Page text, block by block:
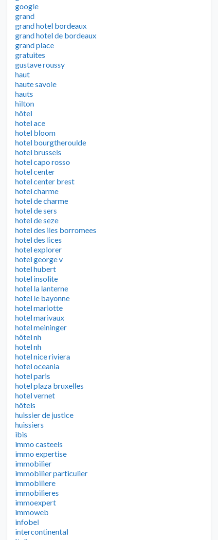
google
grand
grand hotel bordeaux
grand hotel de bordeaux
grand place
gratuites
gustave roussy
haut
haute savoie
hauts
hilton
hôtel
hotel ace
hotel bloom
hotel bourgtheroulde
hotel brussels
hotel capo rosso
hotel center
hotel center brest
hotel charme
hotel de charme
hotel de sers
hotel de seze
hotel des iles borromees
hotel des lices
hotel explorer
hotel george v
hotel hubert
hotel insolite
hotel la lanterne
hotel le bayonne
hotel mariotte
hotel marivaux
hotel meininger
hôtel nh
hotel nh
hotel nice riviera
hotel oceania
hotel paris
hotel plaza bruxelles
hotel vernet
hôtels
huissier de justice
huissiers
ibis
immo casteels
immo expertise
immobilier
immobilier particulier
immobiliere
immobilieres
immoexpert
immoweb
infobel
intercontinental